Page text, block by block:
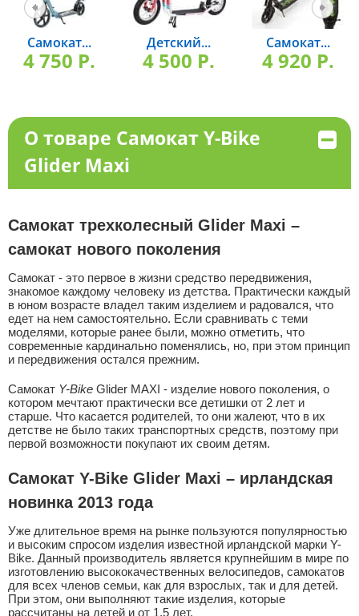
Самокат...
4 750 P.
Детский...
4 500 P.
Самокат...
4 920 P.
О товаре Самокат Y-Bike
Glider Maxi
Самокат трехколесный Glider Maxi –
самокат нового поколения
Самокат - это первое в жизни средство передвижения,
знакомое каждому человеку из детства. Практически каждый
в юном возрасте владел таким изделием и радовался, что
едет на нем самостоятельно. Если сравнивать с теми
моделями, которые ранее были, можно отметить, что
современные кардинально поменялись, но, при этом принцип
и передвижения остался прежним.
Самокат Y-Bike Glider MAXI - изделие нового поколения, о
котором мечтают практически все детишки от 2 лет и
старше. Что касается родителей, то они жалеют, что в их
детстве не было таких транспортных средств, поэтому при
первой возможности покупают их своим детям.
Самокат Y-Bike Glider Maxi – ирландская
новинка 2013 года
Уже длительное время на рынке пользуются популярностью
и высоким спросом изделия известной ирландской марки Y-
Bike. Данный производитель является крупнейшим в мире по
изготовлению высококачественных велосипедов, самокатов
для всех членов семьи, как для взрослых, так и для детей.
При этом, они выполняют такие изделия, которые
рассчитаны на детей и от 1,5 лет.